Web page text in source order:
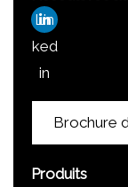
Lin
ked
in
Brochure
Produits